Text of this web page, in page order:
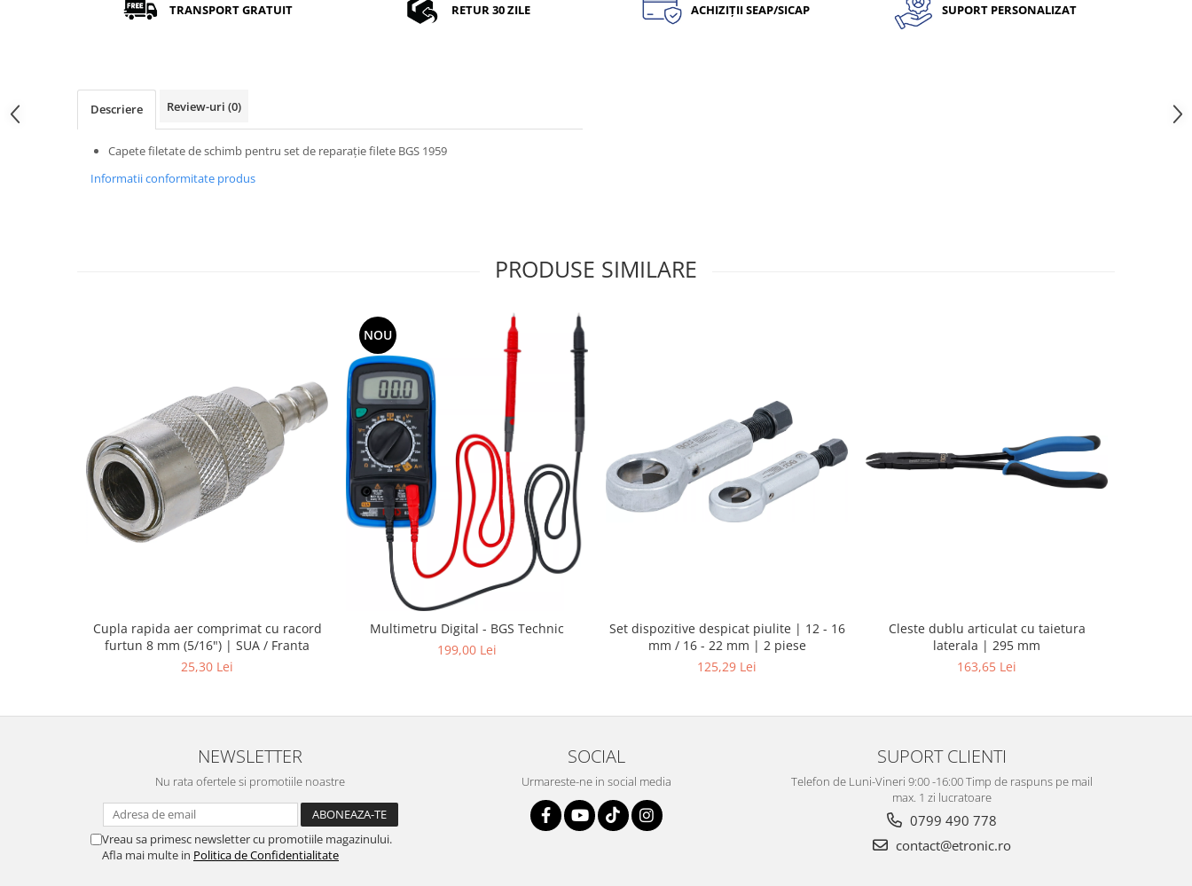
TRANSPORT GRATUIT RETUR 30 ZILE ACHIZIȚII SEAP/SICAP SUPORT PERSONALIZAT
Descriere Review-uri (0)
Capete filetate de schimb pentru set de reparaţie filete BGS 1959
Informatii conformitate produs
PRODUSE SIMILARE
Cupla rapida aer comprimat cu racord
furtun 8 mm (5/16") | SUA / Franta
25,30 Lei
NOU
Multimetru Digital - BGS Technic
199,00 Lei
Set dispozitive despicat piulite | 12 - 16
mm / 16 - 22 mm | 2 piese
125,29 Lei
Cleste dublu articulat cu taietura
laterala | 295 mm
163,65 Lei
NEWSLETTER
Nu rata ofertele si promotiile noastre
Vreau sa primesc newsletter cu promotiile magazinului.
Afla mai multe in Politica de Confidentialitate
SOCIAL
Urmareste-ne in social media
SUPORT CLIENTI
Telefon de Luni-Vineri 9:00 -16:00 Timp de raspuns pe mail
max. 1 zi lucratoare
0799 490 778
contact@etronic.ro